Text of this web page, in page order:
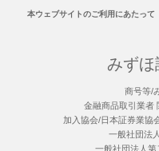
本ウェブサイトのご利用にあたって
みず
商号等/
金融商品取引業者
加入協会/日本証券業協
一般社団法
一般社団法人第